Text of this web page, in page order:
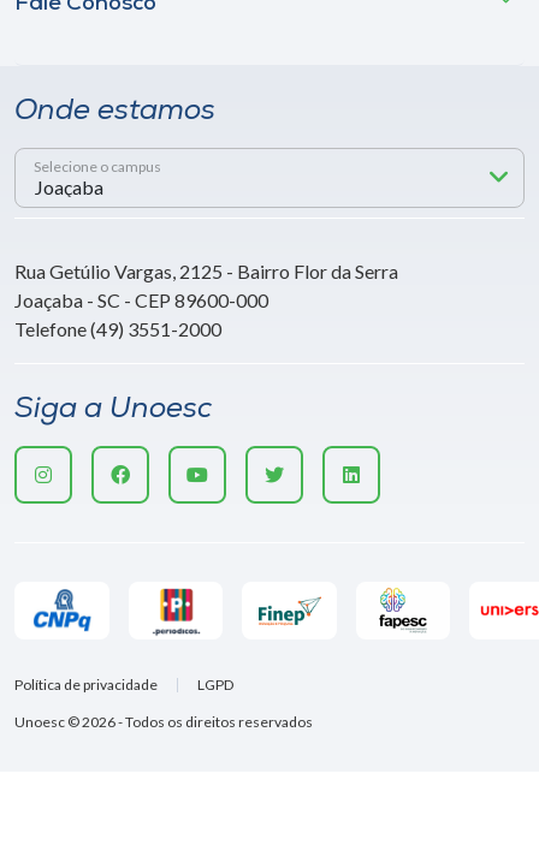
Onde estamos
Selecione o campus
Rua Getúlio Vargas, 2125 - Bairro Flor da Serra
Joaçaba - SC - CEP 89600-000
Telefone (49) 3551-2000
Siga a Unoesc
Unoesc © 2026 - Todos os direitos reservados
Política de privacidade LGPD